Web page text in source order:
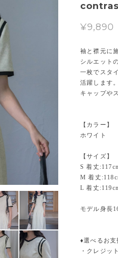
¥9,890
袖と襟元に
シルエット
一枚でスタ
活躍します。
キャップや
【カラー】
ホワイト
【サイズ】
S 着丈
M 着丈
L 着丈
モデル身長
♦︎選べるお支
・クレジッ